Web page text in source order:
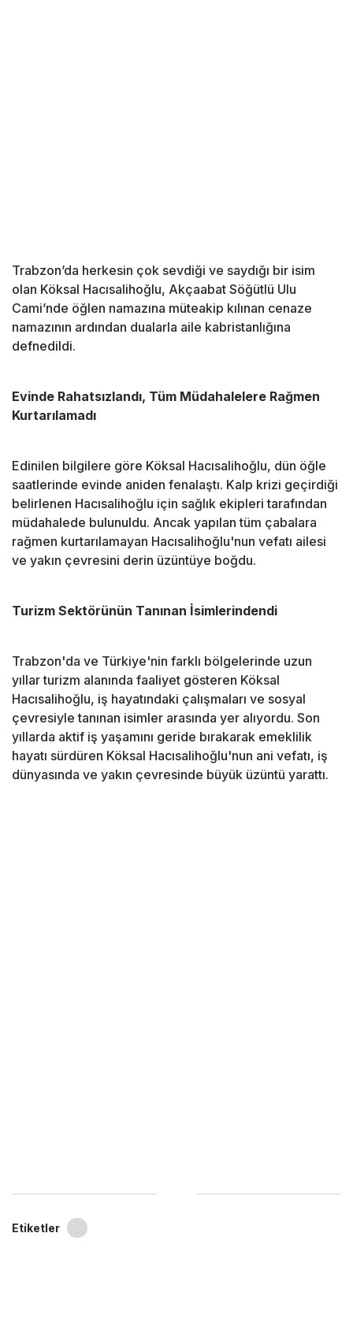
Trabzon’da herkesin çok sevdiği ve saydığı bir isim
olan Köksal Hacısalihoğlu, Akçaabat Söğütlü Ulu
Cami’nde öğlen namazına müteakip kılınan cenaze
namazının ardından dualarla aile kabristanlığına
defnedildi.
Evinde Rahatsızlandı, Tüm Müdahalelere Rağmen
Kurtarılamadı
Edinilen bilgilere göre Köksal Hacısalihoğlu, dün öğle
saatlerinde evinde aniden fenalaştı. Kalp krizi geçirdiği
belirlenen Hacısalihoğlu için sağlık ekipleri tarafından
müdahalede bulunuldu. Ancak yapılan tüm çabalara
rağmen kurtarılamayan Hacısalihoğlu'nun vefatı ailesi
ve yakın çevresini derin üzüntüye boğdu.
Turizm Sektörünün Tanınan İsimlerindendi
Trabzon'da ve Türkiye'nin farklı bölgelerinde uzun
yıllar turizm alanında faaliyet gösteren Köksal
Hacısalihoğlu, iş hayatındaki çalışmaları ve sosyal
çevresiyle tanınan isimler arasında yer alıyordu. Son
yıllarda aktif iş yaşamını geride bırakarak emeklilik
hayatı sürdüren Köksal Hacısalihoğlu'nun ani vefatı, iş
dünyasında ve yakın çevresinde büyük üzüntü yarattı.
Etiketler